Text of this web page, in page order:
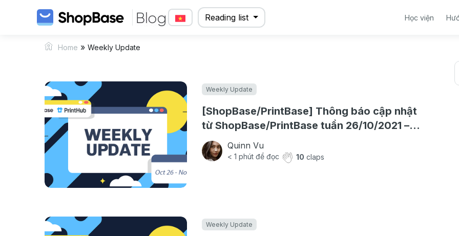
Reading list Học viện
Home » Weekly Update
Weekly Update
[ShopBase/PrintBase] Thông báo cập nhật
từ ShopBase/PrintBase tuần 26/10/2021 –
01/11/2021
Quinn Vu
< 1 phút để đọc 10 claps
Weekly Update